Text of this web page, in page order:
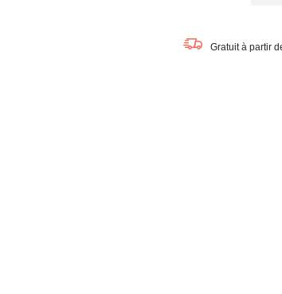
Gratuit à partir